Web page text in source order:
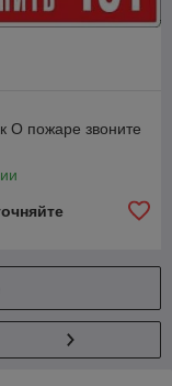
О пожаре звоните